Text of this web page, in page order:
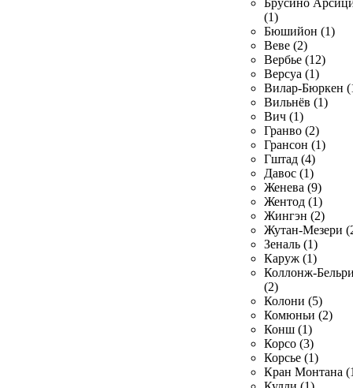
Брусино
(1)
Бюшийон (1)
Веве (2)
Вербье (12)
Версуа (1)
Вилар-Бюркен
Вильнёв (1)
Вич (1)
Гранво (2)
Грансон (1)
Гштад (4)
Давос (1)
Женева (9)
Жентод (1)
Жингэн (2)
Жутан-Мезери
Зеналь (1)
Каруж (1)
Коллонж-
(2)
Колони (5)
Комюньи (2)
Конш (1)
Корсо (3)
Корсье (1)
Кран Монтана